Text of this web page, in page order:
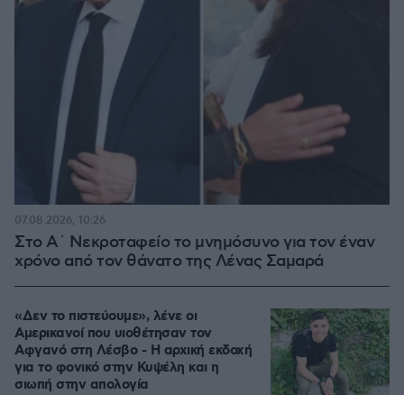
Στο Α΄ Νεκροταφείο το μνημόσυνο για τον έναν
χρόνο από τον θάνατο της Λένας Σαμαρά
07.08.2026, 10:26
«Δεν το πιστεύουμε», λένε οι
Αμερικανοί που υιοθέτησαν τον
Αφγανό στη Λέσβο - Η αρχική εκδοχή
για το φονικό στην Κυψέλη και η
σιωπή στην απολογία